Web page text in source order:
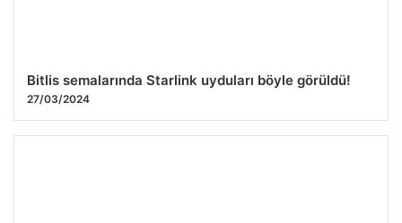
Bitlis semalarında Starlink uyduları böyle görüldü!
27/03/2024